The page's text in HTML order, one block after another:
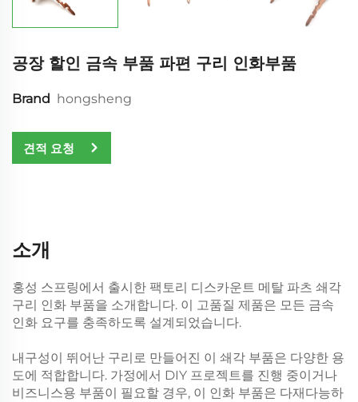
공장 할인 금속 부품 파편 구리 인화부품
Brand hongsheng
견적 요청
소개
홍성 스프링에서 출시한 팩토리 디스카운트 메탈 파츠 쇄각
구리 인화 부품을 소개합니다. 이 고품질 제품은 모든 금속
인화 요구를 충족하도록 설계되었습니다.
내구성이 뛰어난 구리로 만들어진 이 쇄각 부품은 다양한 용
도에 적합합니다. 가정에서 DIY 프로젝트를 진행 중이거나
비즈니스용 부품이 필요할 경우, 이 인화 부품은 다재다능하